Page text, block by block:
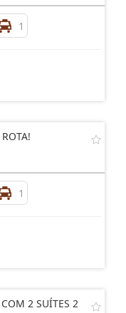
1
1
2 SUÍTES 2